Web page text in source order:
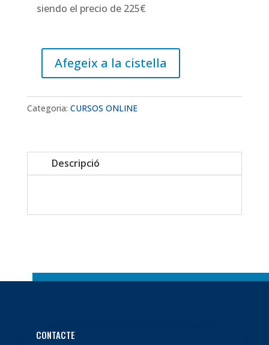
siendo el precio de 225€
quantitat
GUIÓ
ONLINE
Afegeix a la cistella
Categoria: CURSOS ONLINE
Descripció
CONTACTE